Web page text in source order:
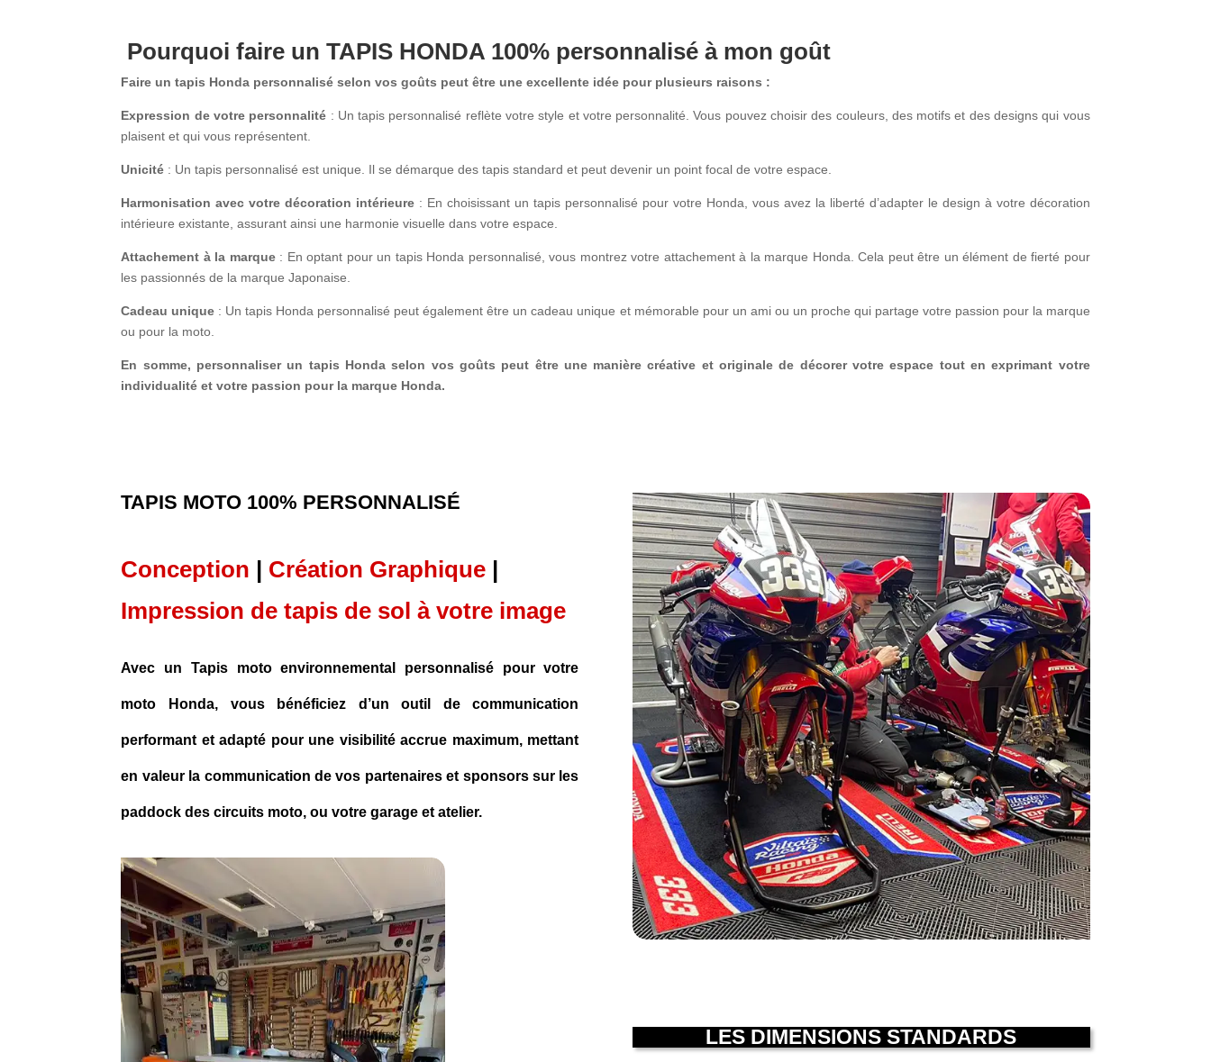
Pourquoi faire un TAPIS HONDA 100% personnalisé à mon goût
Faire un tapis Honda personnalisé selon vos goûts peut être une excellente idée pour plusieurs raisons :
Expression de votre personnalité : Un tapis personnalisé reflète votre style et votre personnalité. Vous pouvez choisir des couleurs, des motifs et des designs qui vous
plaisent et qui vous représentent.
Unicité : Un tapis personnalisé est unique. Il se démarque des tapis standard et peut devenir un point focal de votre espace.
Harmonisation avec votre décoration intérieure : En choisissant un tapis personnalisé pour votre Honda, vous avez la liberté d’adapter le design à votre décoration
intérieure existante, assurant ainsi une harmonie visuelle dans votre espace.
Attachement à la marque: En optant pour un tapis Honda personnalisé, vous montrez votre attachement à la marque Honda. Cela peut être un élément de fierté pour
les passionnés de la marque Japonaise.
Cadeau unique : Un tapis Honda personnalisé peut également être un cadeau unique et mémorable pour un ami ou un proche qui partage votre passion pour la marque
ou pour la moto.
En somme, personnaliser un tapis Honda selon vos goûts peut être une manière créative et originale de décorer votre espace tout en exprimant votre
individualité et votre passion pour la marque Honda.
TAPIS MOTO 100% PERSONNALISÉ
Conception | Création Graphique |
Impression de tapis de sol à votre image
Avec un Tapis moto environnemental personnalisé pour votre
moto Honda, vous bénéficiez d’un outil de communication
performant et adapté pour une visibilité accrue maximum, mettant
en valeur la communication de vos partenaires et sponsors sur les
paddock des circuits moto, ou votre garage et atelier.
LES DIMENSIONS STANDARDS